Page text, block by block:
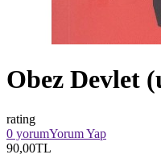
Obez Devlet
rating
0 yorumYorum Yap
90,00TL